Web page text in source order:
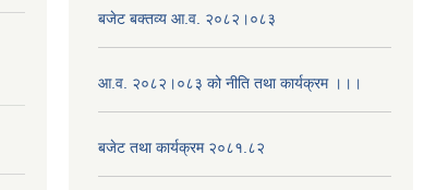
बजेट बक्तव्य आ.व. २०८२।०८३
आ.व. २०८२।०८३ को नीति तथा कार्यक्रम ।।।
बजेट तथा कार्यक्रम २०८१.८२